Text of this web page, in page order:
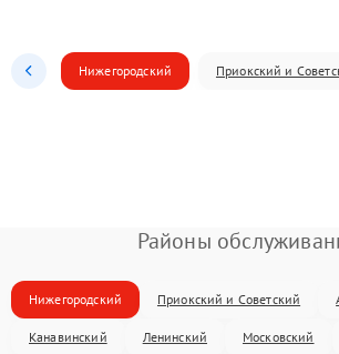
Нижегородский Приокский и
Районы
Нижегородский Приокский и Советский
Канавинский Ленинский Московский